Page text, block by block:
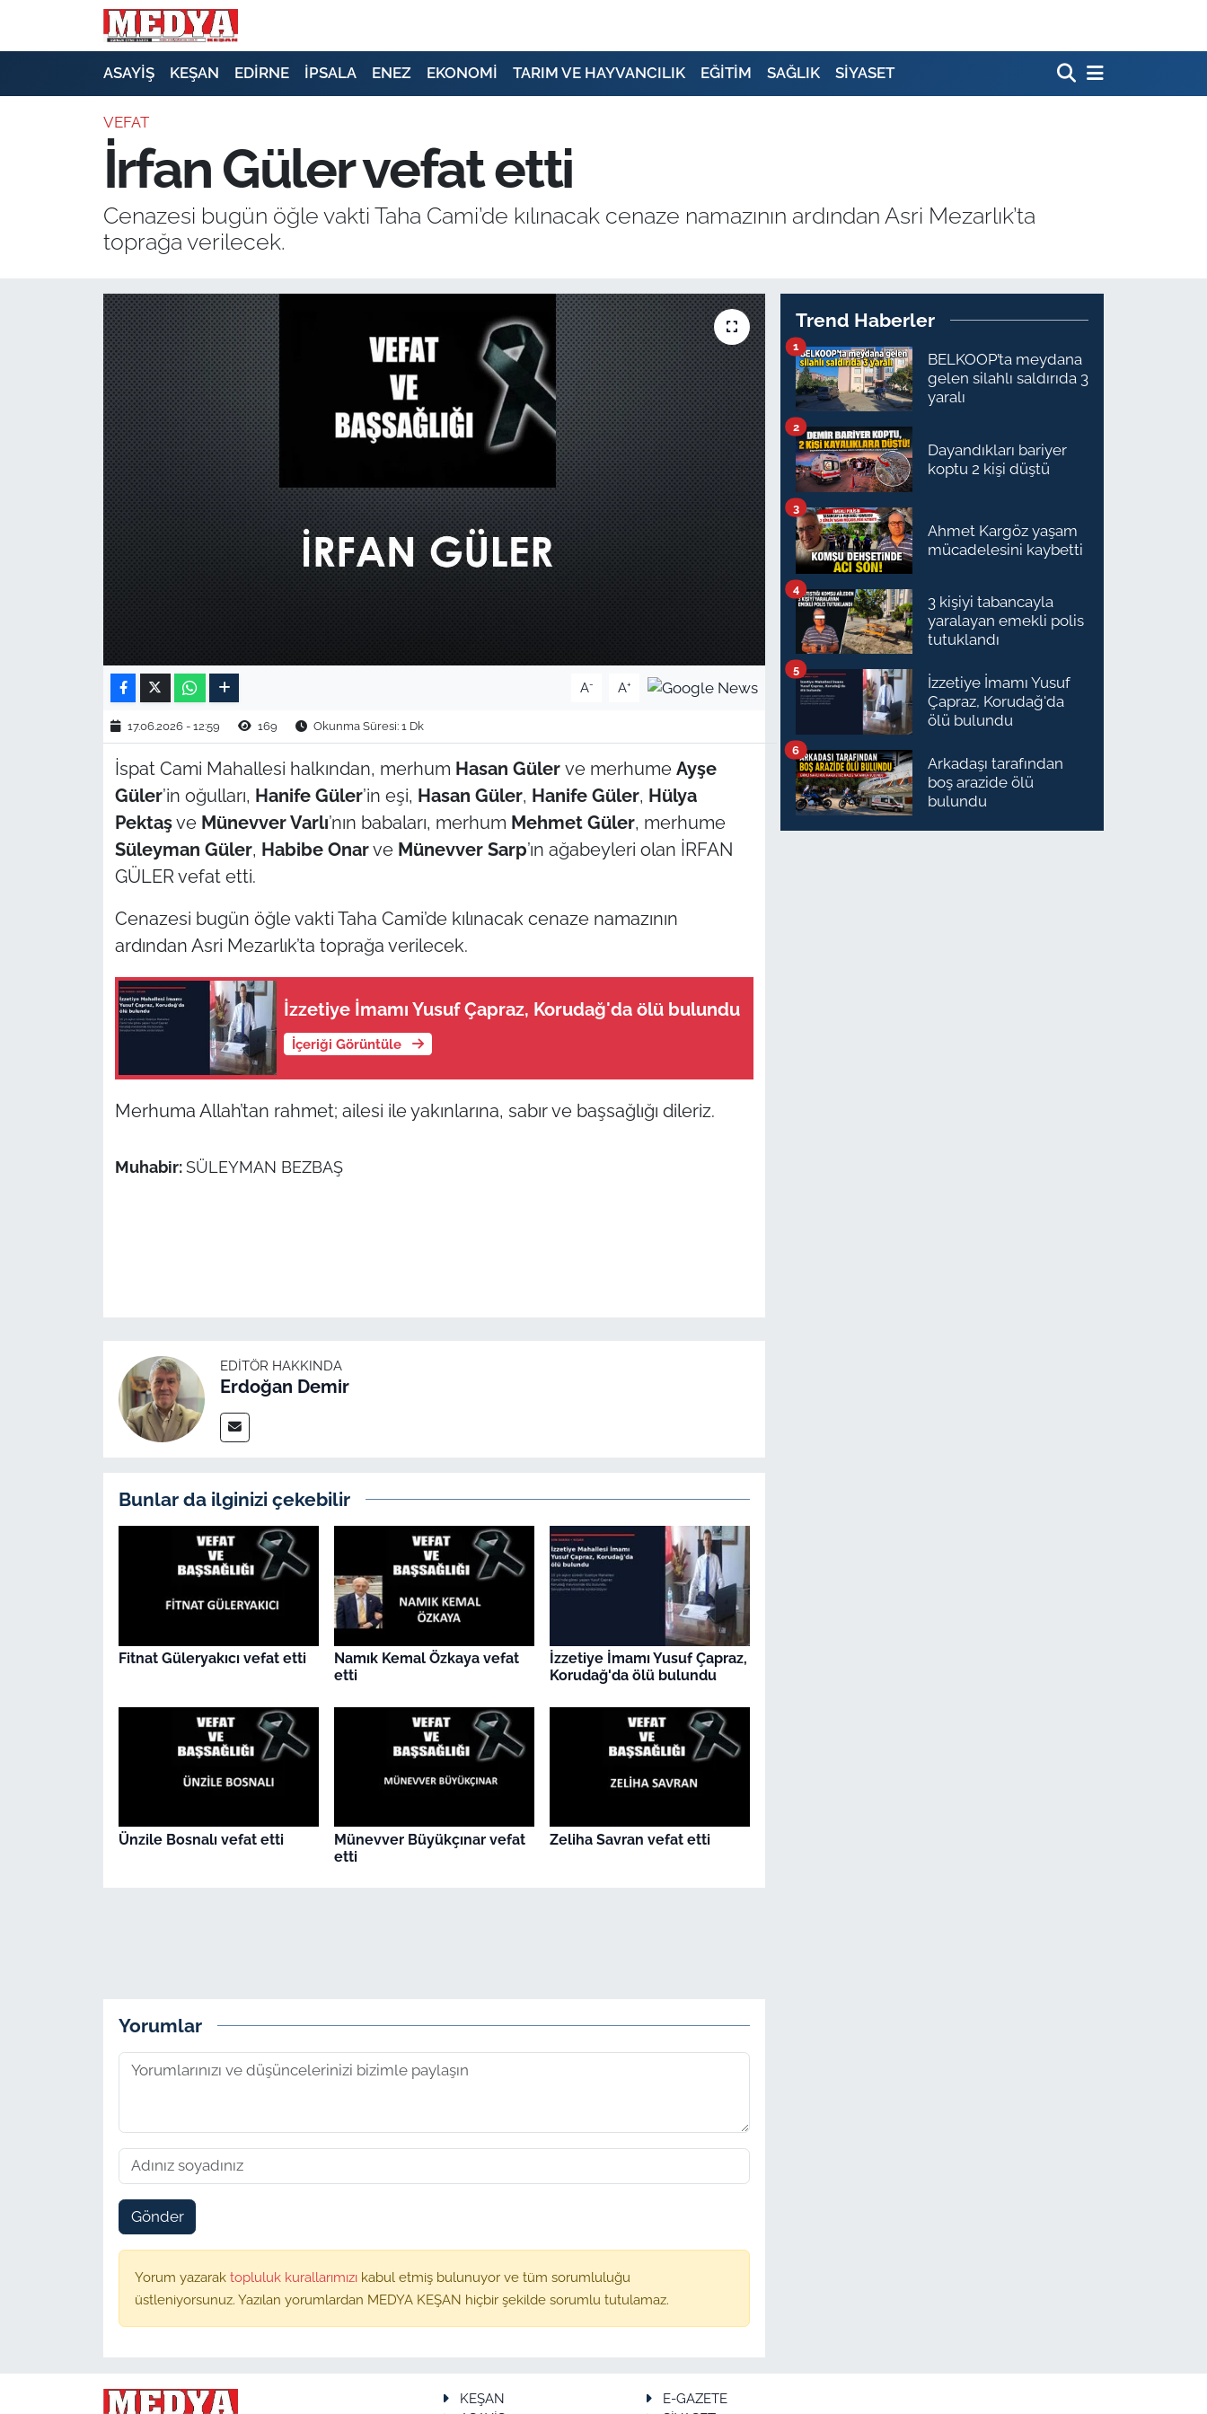
ASAYİŞ KEŞAN EDİRNE İPSALA ENEZ EKONOMİ TARIM VE HAYVANCILIK EĞİTİM SAĞLIK SİYASET
VEFAT
İrfan Güler vefat etti
Cenazesi bugün öğle vakti Taha Cami’de kılınacak cenaze namazının ardından Asri Mezarlık’ta
toprağa verilecek.
A- A+
17.06.2026 - 12:59 169 Okunma Süresi: 1 Dk
İspat Cami Mahallesi halkından, merhum Hasan Güler ve merhume Ayşe
Güler’in oğulları, Hanife Güler’in eşi, Hasan Güler, Hanife Güler, Hülya
Pektaşve Münevver Varlı’nın babaları, merhum Mehmet Güler, merhume
Süleyman Güler, Habibe Onarve Münevver Sarp’ın ağabeyleri olan İRFAN
GÜLER vefat etti.
Cenazesi bugün öğle vakti Taha Cami’de kılınacak cenaze namazının
ardından Asri Mezarlık’ta toprağa verilecek.
İzzetiye İmamı Yusuf Çapraz, Korudağ'da ölü bulundu
İçeriği Görüntüle
Merhuma Allah’tan rahmet; ailesi ile yakınlarına, sabır ve başsağlığı dileriz.
Muhabir: SÜLEYMAN BEZBAŞ
EDITÖR HAKKINDA
Erdoğan Demir
Bunlar da ilginizi çekebilir
Fitnat Güleryakıcı vefat etti
Namık Kemal Özkaya vefat
etti
İzzetiye İmamı Yusuf Çapraz,
Korudağ'da ölü bulundu
Ünzile Bosnalı vefat etti
Münevver Büyükçınar vefat
etti
Zeliha Savran vefat etti
Yorumlar
Gönder
Yorum yazarak topluluk kurallarımızı kabul etmiş bulunuyor ve tüm sorumluluğu
üstleniyorsunuz. Yazılan yorumlardan MEDYA KEŞAN hiçbir şekilde sorumlu tutulamaz.
Trend Haberler
BELKOOP’ta meydana
gelen silahlı saldırıda 3
yaralı
1
Dayandıkları bariyer
koptu 2 kişi düştü
2
Ahmet Kargöz yaşam
mücadelesini kaybetti
3
3 kişiyi tabancayla
yaralayan emekli polis
tutuklandı
4
İzzetiye İmamı Yusuf
Çapraz, Korudağ'da
ölü bulundu
5
Arkadaşı tarafından
boş arazide ölü
bulundu
6
KEŞAN
E-GAZETE
E-GAZETE
SİYASET
GÜNDEM
EKONOMİ
SAĞLIK
EĞİTİM
TARIM VE HAYVANCILIK
KÜLTÜR SANAT
RESMİ İLAN
EDİRNE
KIRKLARELİ
ÇANAKKALE
TÜRKİYE
Flaş Haber
Dış Haberler
Gündem-Eğitim